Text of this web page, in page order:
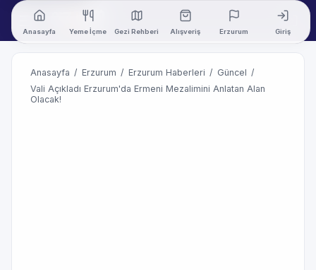
Anasayfa Yeme İçme Gezi Rehberi Alışveriş Erzurum Giriş
Anasayfa / Erzurum / Erzurum Haberleri / Güncel /
Vali Açıkladı Erzurum'da Ermeni Mezalimini Anlatan Alan
Olacak!